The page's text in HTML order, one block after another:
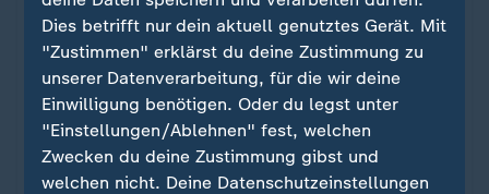
Friedensplan für Gazastreifen
Liveblog: Aktuelle Nachrichten zum
Nahost-Konflikt
Dies betrifft nur dein aktuell genutztes Gerät. Mit
"Zustimmen" erklärst du deine Zustimmung zu
unserer Datenverarbeitung, für die wir deine
Einwilligung benötigen. Oder du legst unter
"Einstellungen/Ablehnen" fest, welchen
Zwecken du deine Zustimmung gibst und
welchen nicht. Deine Datenschutzeinstellungen